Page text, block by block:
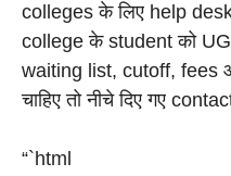
colleges के लिए help desk
college के student को
waiting list, cutoff, fees
चाहिए तो नीचे दिए गए
“`html